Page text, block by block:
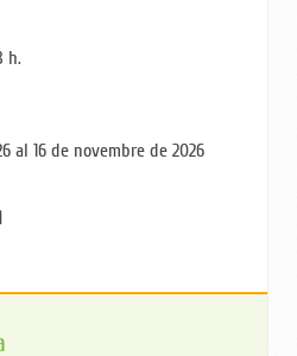
h.
al 16 de novembre de 2026